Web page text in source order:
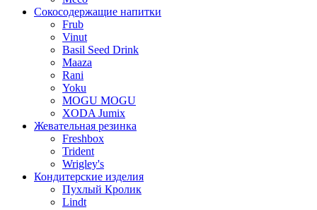
Сокосодержащие напитки
Frub
Vinut
Basil Seed Drink
Maaza
Rani
Yoku
MOGU MOGU
XODA Jumix
Жевательная резинка
Freshbox
Trident
Wrigley's
Кондитерские изделия
Пухлый Кролик
Lindt